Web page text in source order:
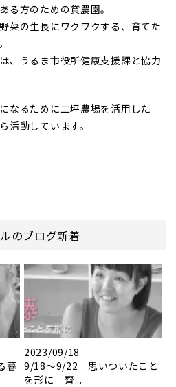
る方のための貸農園。
菜の生長にワクワクする、育てた
、うるま市役所健康支援課と協力
なるために二坪農場を活用した
活動しています。
のブログ新着
暮
2023/09/18
9/18～9/22 思いついたこと
を形に 齊...